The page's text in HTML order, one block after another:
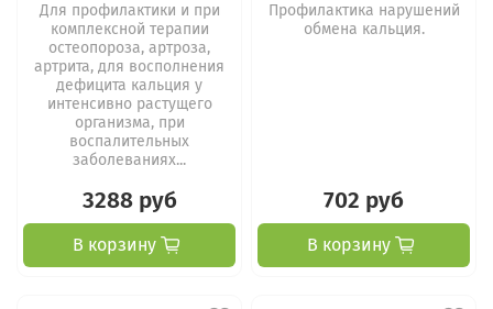
Для профилактики и при
комплексной терапии
остеопороза, артроза,
артрита, для восполнения
дефицита кальция у
интенсивно растущего
организма, при
воспалительных
заболеваниях...
3288 руб
В корзину
Профилактика нарушений
обмена кальция.
702 руб
В корзину